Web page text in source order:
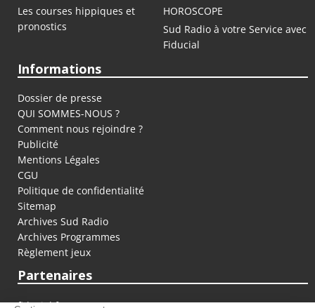
Les courses hippiques et
pronostics
HOROSCOPE
Sud Radio à votre Service avec
Fiducial
Informations
Dossier de presse
QUI SOMMES-NOUS ?
Comment nous rejoindre ?
Publicité
Mentions Légales
CGU
Politique de confidentialité
Sitemap
Archives Sud Radio
Archives Programmes
Règlement jeux
Partenaires